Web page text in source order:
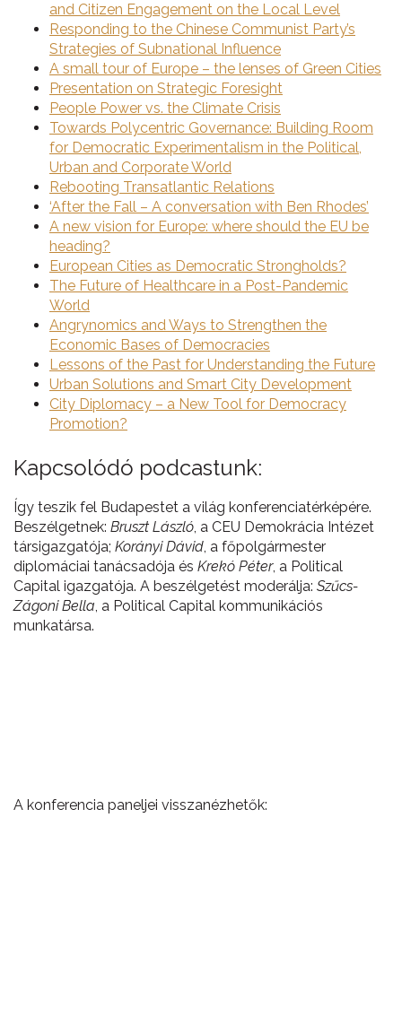
and Citizen Engagement on the Local Level
Responding to the Chinese Communist Party’s
Strategies of Subnational Influence
A small tour of Europe – the lenses of Green Cities
Presentation on Strategic Foresight
People Power vs. the Climate Crisis
Towards Polycentric Governance: Building Room
for Democratic Experimentalism in the Political,
Urban and Corporate World
Rebooting Transatlantic Relations
‘After the Fall – A conversation with Ben Rhodes’
A new vision for Europe: where should the EU be
heading?
European Cities as Democratic Strongholds?
The Future of Healthcare in a Post-Pandemic
World
Angrynomics and Ways to Strengthen the
Economic Bases of Democracies
Lessons of the Past for Understanding the Future
Urban Solutions and Smart City Development
City Diplomacy – a New Tool for Democracy
Promotion?
Kapcsolódó podcastunk:
Így teszik fel Budapestet a világ konferenciatérképére.
Beszélgetnek: Bruszt László, a CEU Demokrácia Intézet
társigazgatója; Korányi Dávid, a főpolgármester
diplomáciai tanácsadója és Krekó Péter, a Political
Capital igazgatója. A beszélgetést moderálja: Szűcs-
Zágoni Bella, a Political Capital kommunikációs
munkatársa.
A konferencia paneljei visszanézhetők: